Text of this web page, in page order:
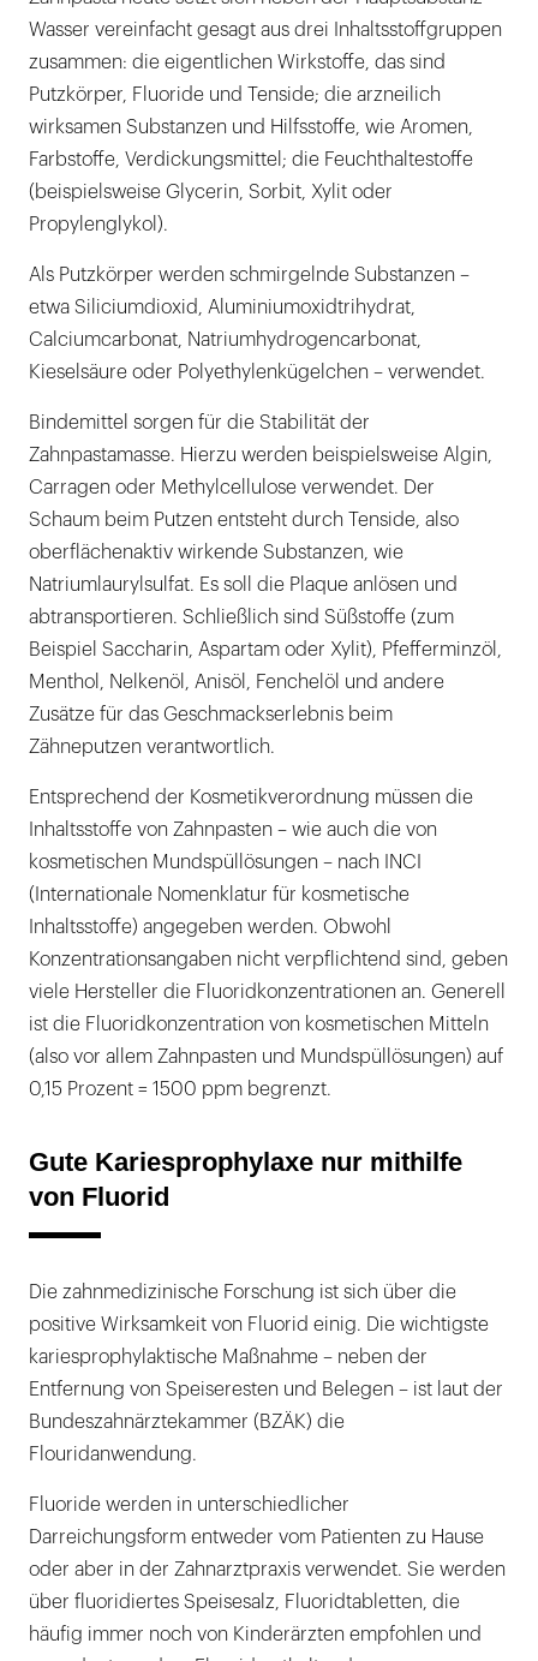
Wasser vereinfacht gesagt aus drei Inhaltsstoffgruppen
zusammen: die eigentlichen Wirkstoffe, das sind
Putzkörper, Fluoride und Tenside; die arzneilich
wirksamen Substanzen und Hilfsstoffe, wie Aromen,
Farbstoffe, Verdickungsmittel; die Feuchthaltestoffe
(beispielsweise Glycerin, Sorbit, Xylit oder
Propylenglykol).
Als Putzkörper werden schmirgelnde Substanzen –
etwa Siliciumdioxid, Aluminiumoxidtrihydrat,
Calciumcarbonat, Natriumhydrogencarbonat,
Kieselsäure oder Polyethylenkügelchen – verwendet.
Bindemittel sorgen für die Stabilität der
Zahnpastamasse. Hierzu werden beispielsweise Algin,
Carragen oder Methylcellulose verwendet. Der
Schaum beim Putzen entsteht durch Tenside, also
oberflächenaktiv wirkende Substanzen, wie
Natriumlaurylsulfat. Es soll die Plaque anlösen und
abtransportieren. Schließlich sind Süßstoffe (zum
Beispiel Saccharin, Aspartam oder Xylit), Pfefferminzöl,
Menthol, Nelkenöl, Anisöl, Fenchelöl und andere
Zusätze für das Geschmackserlebnis beim
Zähneputzen verantwortlich.
Entsprechend der Kosmetikverordnung müssen die
Inhaltsstoffe von Zahnpasten – wie auch die von
kosmetischen Mundspüllösungen – nach INCI
(Internationale Nomenklatur für kosmetische
Inhaltsstoffe) angegeben werden. Obwohl
Konzentrationsangaben nicht verpflichtend sind, geben
viele Hersteller die Fluoridkonzentrationen an. Generell
ist die Fluoridkonzentration von kosmetischen Mitteln
(also vor allem Zahnpasten und Mundspüllösungen) auf
0,15 Prozent = 1500 ppm begrenzt.
Gute Kariesprophylaxe nur mithilfe
von Fluorid
Die zahnmedizinische Forschung ist sich über die
positive Wirksamkeit von Fluorid einig. Die wichtigste
kariesprophylaktische Maßnahme – neben der
Entfernung von Speiseresten und Belegen – ist laut der
Bundeszahnärztekammer (BZÄK) die
Flouridanwendung.
Fluoride werden in unterschiedlicher
Darreichungsform entweder vom Patienten zu Hause
oder aber in der Zahnarztpraxis verwendet. Sie werden
über fluoridiertes Speisesalz, Fluoridtabletten, die
häufig immer noch von Kinderärzten empfohlen und